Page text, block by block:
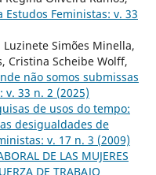
Estudos Feministas: v. 33
Luzinete Simões Minella,
Cristina Scheibe Wolff,
não somos submissas
v. 33 n. 2 (2025)
de usos do tempo:
desigualdades de
v. 17 n. 3 (2009)
DE LAS MUJERES
DE TRABAJO